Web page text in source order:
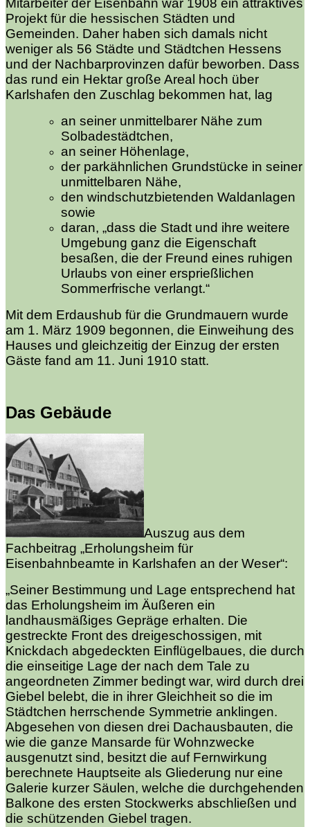
Mitarbeiter der Eisenbahn war 1908 ein attraktives
Projekt für die hessischen Städten und
Gemeinden. Daher haben sich damals nicht
weniger als 56 Städte und Städtchen Hessens
und der Nachbarprovinzen dafür beworben. Dass
das rund ein Hektar große Areal hoch über
Karlshafen den Zuschlag bekommen hat, lag
an seiner unmittelbarer Nähe zum
Solbadestädtchen,
an seiner Höhenlage,
der parkähnlichen Grundstücke in seiner
unmittelbaren Nähe,
den windschutzbietenden Waldanlagen
sowie
daran, „dass die Stadt und ihre weitere
Umgebung ganz die Eigenschaft
besaßen, die der Freund eines ruhigen
Urlaubs von einer ersprießlichen
Sommerfrische verlangt.“
Mit dem Erdaushub für die Grundmauern wurde
am 1. März 1909 begonnen, die Einweihung des
Hauses und gleichzeitig der Einzug der ersten
Gäste fand am 11. Juni 1910 statt.
Das Gebäude
Auszug aus dem
Fachbeitrag „Erholungsheim für
Eisenbahnbeamte in Karlshafen an der Weser“:
„Seiner Bestimmung und Lage entsprechend hat
das Erholungsheim im Äußeren ein
landhausmäßiges Gepräge erhalten. Die
gestreckte Front des dreigeschossigen, mit
Knickdach abgedeckten Einflügelbaues, die durch
die einseitige Lage der nach dem Tale zu
angeordneten Zimmer bedingt war, wird durch drei
Giebel belebt, die in ihrer Gleichheit so die im
Städtchen herrschende Symmetrie anklingen.
Abgesehen von diesen drei Dachausbauten, die
wie die ganze Mansarde für Wohnzwecke
ausgenutzt sind, besitzt die auf Fernwirkung
berechnete Hauptseite als Gliederung nur eine
Galerie kurzer Säulen, welche die durchgehenden
Balkone des ersten Stockwerks abschließen und
die schützenden Giebel tragen.